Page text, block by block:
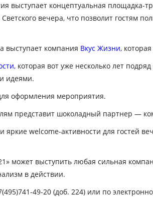
выступает концептуальная площадка-
вечера, что позволит гостям
выступает компания Вкус Жизни,
,которая вот уже несколько лет
идеями.
оформления мероприятия.
представит шоколадный партнер —
яркие welcome-активности для гостей
может выступить любая сильная
в действии.
49-20 (доб. 224) или по